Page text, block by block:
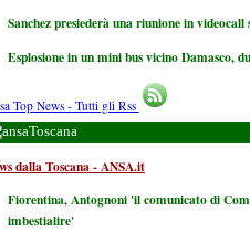
Sanchez presiederà una riunione in
Esplosione in un mini bus vicino Damasco,
Top News - Tutti gli Rss
Toscana
dalla Toscana - ANSA.it
Fiorentina, Antognoni 'il comunicato di
imbestialire'